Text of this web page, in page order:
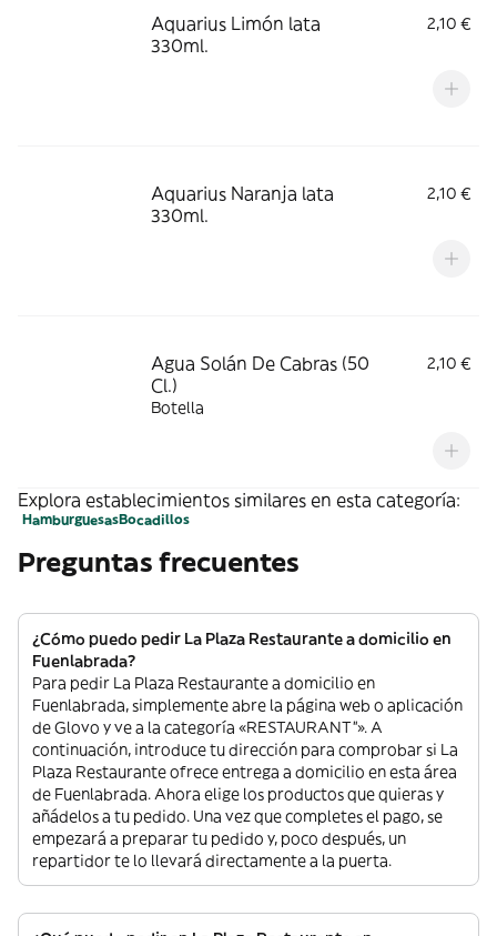
Aquarius Limón lata
330ml.
2,10 €
Aquarius Naranja lata
330ml.
2,10 €
Agua Solán De Cabras (50
Cl.)
2,10 €
Botella
Explora establecimientos similares en esta categoría:
HamburguesasBocadillos
Preguntas frecuentes
¿Cómo puedo pedir La Plaza Restaurante a domicilio en
Fuenlabrada?
Para pedir La Plaza Restaurante a domicilio en
Fuenlabrada, simplemente abre la página web o aplicación
de Glovo y ve a la categoría «RESTAURANT”». A
continuación, introduce tu dirección para comprobar si La
Plaza Restaurante ofrece entrega a domicilio en esta área
de Fuenlabrada. Ahora elige los productos que quieras y
añádelos a tu pedido. Una vez que completes el pago, se
empezará a preparar tu pedido y, poco después, un
repartidor te lo llevará directamente a la puerta.